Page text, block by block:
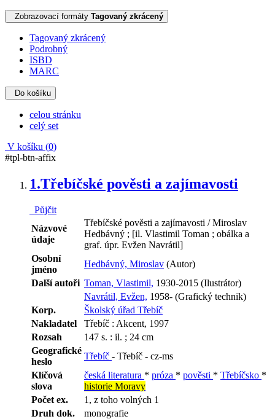
Zobrazovací formáty Tagovaný zkrácený
Tagovaný zkrácený
Podrobný
ISBD
MARC
Do košíku
celou stránku
celý set
V košíku (0)
#tpl-btn-affix
1.Třebíčské pověsti a zajímavosti
Půjčit
Názvové
údaje
Třebíčské pověsti a zajímavosti / Miroslav
Hedbávný ; [il. Vlastimil Toman ; obálka a
graf. úpr. Evžen Navrátil]
Osobní
jméno
Hedbávný, Miroslav (Autor)
Další autoři Toman, Vlastimil, 1930-2015 (Ilustrátor)
Navrátil, Evžen, 1958- (Grafický technik)
Korp.
Školský úřad Třebíč
Nakladatel
Třebíč : Akcent, 1997
Rozsah
147 s. : il. ; 24 cm
Geografické
heslo
Třebíč - Třebíč - cz-ms
Klíčová
slova
česká literatura * próza * pověsti * Třebíčsko *
historie Moravy
Počet ex.
1, z toho volných 1
Druh dok.
monografie